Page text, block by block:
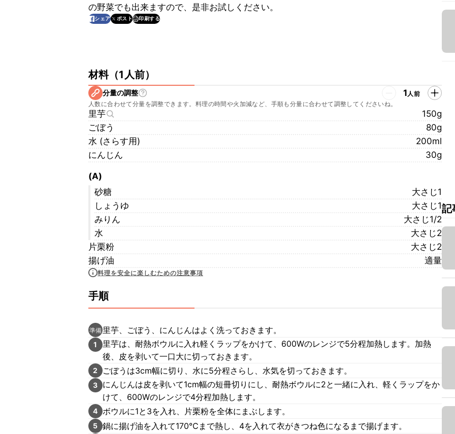
の野菜でも出来ますので、是非お試しください。
シェア ポスト 印刷する
材料（1人前）
分量の調整 1人前
人数に合わせて分量を調整できます。料理の時間や火加減など、手順も分量に合わせて調整してくださいね。
里芋
150g
ごぼう
80g
水 (さらす用)
200ml
にんじん
30g
(A)
砂糖
大さじ1
しょうゆ
大さじ1
みりん
大さじ1/2
水
大さじ2
片栗粉
大さじ2
揚げ油
適量
料理を安全に楽しむための注意事項
手順
準備 里芋、ごぼう、にんじんはよく洗っておきます。
1
里芋は、耐熱ボウルに入れ軽くラップをかけて、600Wのレンジで5分程加熱します。加熱
後、皮を剥いて一口大に切っておきます。
2 ごぼうは3cm幅に切り、水に5分程さらし、水気を切っておきます。
3
にんじんは皮を剥いて1cm幅の短冊切りにし、耐熱ボウルに2と一緒に入れ、軽くラップをか
けて、600Wのレンジで4分程加熱します。
4 ボウルに1と3を入れ、片栗粉を全体にまぶします。
5 鍋に揚げ油を入れて170℃まで熱し、4を入れて衣がきつね色になるまで揚げます。
記